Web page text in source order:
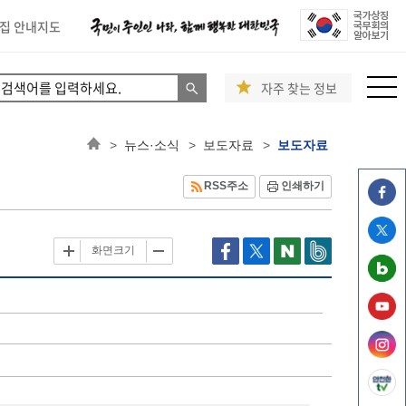
안내지도
자주 찾는 정보
> 뉴스·소식 > 보도자료 > 보도자료
RSS주소 인쇄하기
화면크기